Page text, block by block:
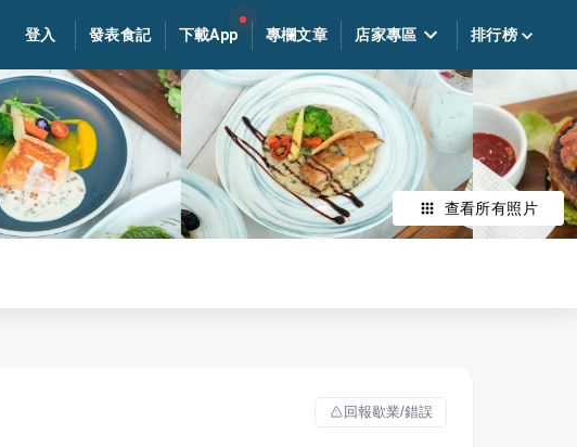
登入 發表食記 下載App 專欄文章 店家專區 排行榜
查看所有照片
回報歇業/錯誤